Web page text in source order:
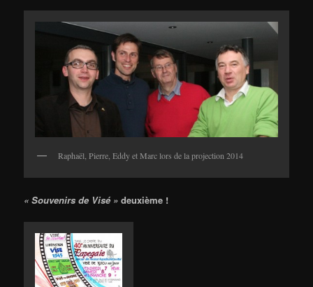
Raphaël, Pierre, Eddy et Marc lors de la projection 2014
« Souvenirs de Visé » deuxième !